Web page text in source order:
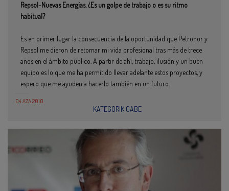
Repsol-Nuevas Energías. ¿Es un golpe de trabajo o es su ritmo
habitual?
Es en primer lugar la consecuencia de la oportunidad que Petronor y
Repsol me dieron de retomar mi vida profesional tras más de trece
años en el ámbito público. A partir de ahí, trabajo, ilusión y un buen
equipo es lo que me ha permitido llevar adelante estos proyectos, y
espero que me ayuden a hacerlo también en un futuro.
04 AZA 2010
KATEGORIK GABE